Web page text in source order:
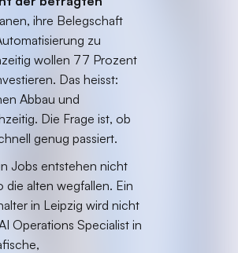
ihre Belegschaft
zu
wollen 77 Prozent
Das heisst:
Abbau und
Die Frage ist, ob
genug passiert.
Jobs entstehen nicht
alten wegfallen. Ein
in Leipzig wird nicht
Operations Specialist in